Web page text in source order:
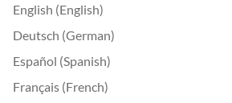
English (English)
Deutsch (German)
Español (Spanish)
Français (French)